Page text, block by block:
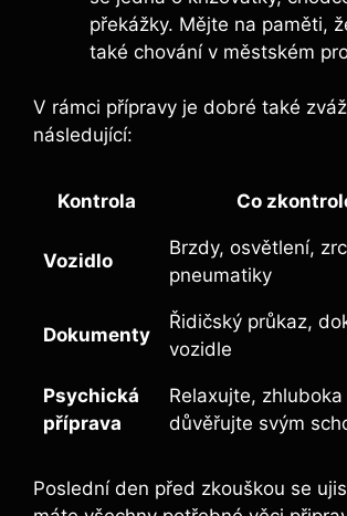
překážky. Mějte na paměti,
také chování v městském
V rámci přípravy je dobré také
následující:
Kontrola Co
Vozidlo
Brzdy, osvětlení,
pneumatiky
Dokumenty
Řidičský průkaz,
vozidle
Psychická
příprava
Relaxujte,
důvěřujte svým
Poslední den před zkouškou se